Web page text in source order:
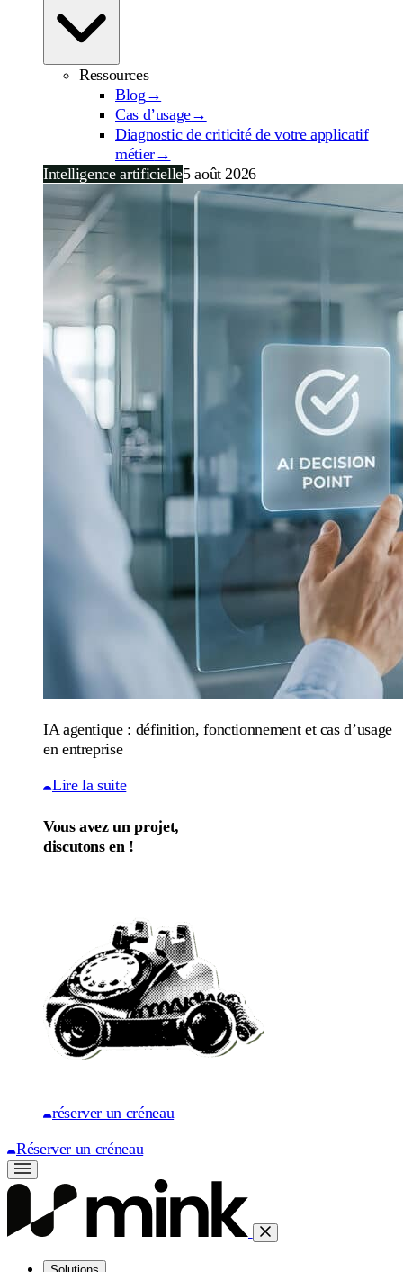
Ressources
Blog →
Cas d’usage→
Diagnostic de criticité de votre applicatif
métier→
Intelligence artificielle5 août 2026
IA agentique : définition, fonctionnement et cas d’usage
en entreprise
Lire la suite
Vous avez un projet,
discutons en !
réserver un créneau
Réserver un créneau